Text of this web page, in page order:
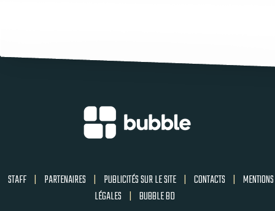
STAFF | PARTENAIRES | PUBLICITÉS SUR LE SITE | CONTACTS | MENTIONS
LÉGALES | BUBBLE BD